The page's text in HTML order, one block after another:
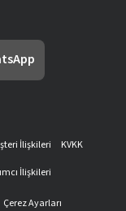
İlişkileri
KVKK
İlişkileri
Çerez Ayarları